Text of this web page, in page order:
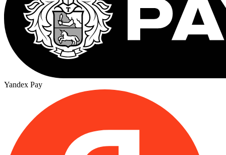
Yandex Pay